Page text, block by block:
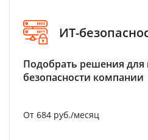
ИТ-
Подобрать решения
безопасности компании
От 684 руб./месяц